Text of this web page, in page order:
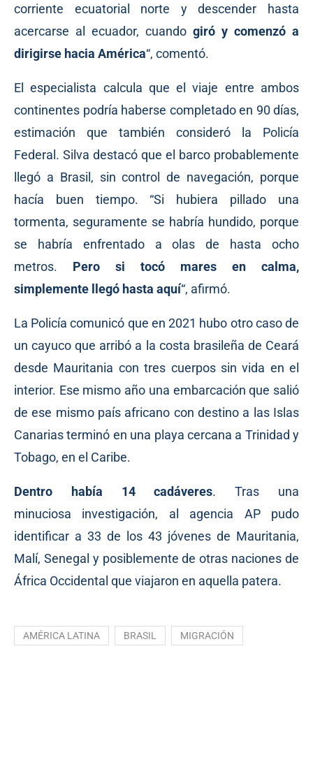
corriente ecuatorial norte y descender hasta
acercarse al ecuador, cuando giró y comenzó a
dirigirse hacia América“, comentó.
El especialista calcula que el viaje entre ambos
continentes podría haberse completado en 90 días,
estimación que también consideró la Policía
Federal. Silva destacó que el barco probablemente
llegó a Brasil, sin control de navegación, porque
hacía buen tiempo. “Si hubiera pillado una
tormenta, seguramente se habría hundido, porque
se habría enfrentado a olas de hasta ocho
metros. Pero si tocó mares en calma,
simplemente llegó hasta aquí“, afirmó.
La Policíacomunicó que en 2021 hubo otro caso de
un cayuco que arribó a la costa brasileña de Ceará
desde Mauritania con tres cuerpos sin vida en el
interior. Ese mismo año una embarcación que salió
de ese mismo país africano con destino a las Islas
Canarias terminó en una playa cercana a Trinidad y
Tobago, en el Caribe.
Dentro había 14 cadáveres. Tras una
minuciosa investigación, al agencia APpudo
identificar a 33 de los 43 jóvenes de Mauritania,
Malí, Senegal y posiblemente de otras naciones de
África Occidental que viajaron en aquella patera.
AMÉRICA LATINA BRASIL MIGRACIÓN